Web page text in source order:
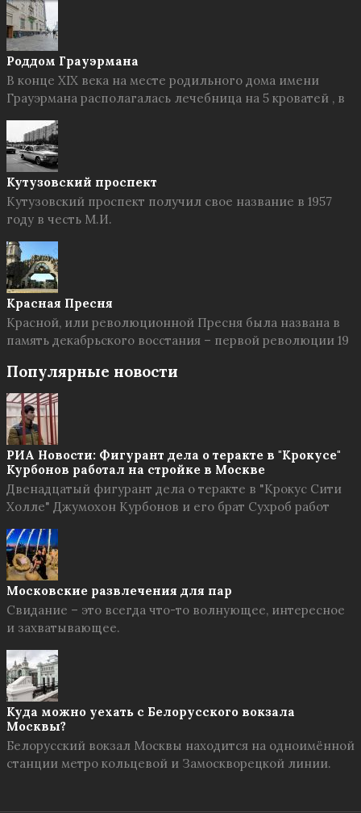
Роддом Грауэрмана
В конце XIX века на месте родильного дома имени
Грауэрмана располагалась лечебница на 5 кроватей , в
Кутузовский проспект
Кутузовский проспект получил свое название в 1957
году в честь М.И.
Красная Пресня
Красной, или революционной Пресня была названа в
память декабрьского восстания – первой революции 19
Популярные новости
РИА Новости: Фигурант дела о теракте в "Крокусе"
Курбонов работал на стройке в Москве
Двенадцатый фигурант дела о теракте в "Крокус Сити
Холле" Джумохон Курбонов и его брат Сухроб работ
Московские развлечения для пар
Свидание – это всегда что-то волнующее, интересное
и захватывающее.
Куда можно уехать с Белорусского вокзала
Москвы?
Белорусский вокзал Москвы находится на одноимённой
станции метро кольцевой и Замоскворецкой линии.